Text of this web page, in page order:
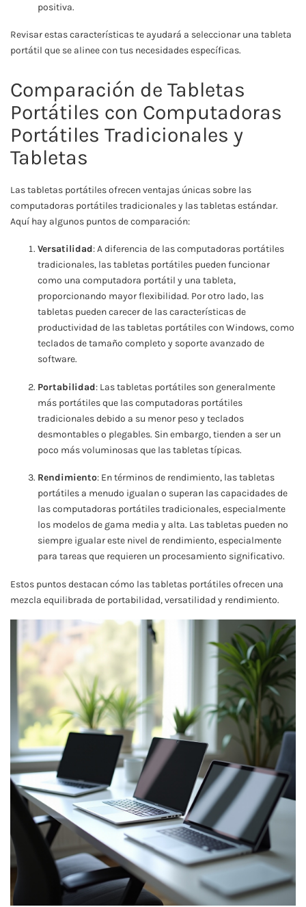
positiva.
Revisar estas características te ayudará a seleccionar una tableta
portátil que se alinee con tus necesidades específicas.
Comparación de Tabletas
Portátiles con Computadoras
Portátiles Tradicionales y
Tabletas
Las tabletas portátiles ofrecen ventajas únicas sobre las
computadoras portátiles tradicionales y las tabletas estándar.
Aquí hay algunos puntos de comparación:
Versatilidad: A diferencia de las computadoras portátiles
tradicionales, las tabletas portátiles pueden funcionar
como una computadora portátil y una tableta,
proporcionando mayor flexibilidad. Por otro lado, las
tabletas pueden carecer de las características de
productividad de las tabletas portátiles con Windows, como
teclados de tamaño completo y soporte avanzado de
software.
Portabilidad: Las tabletas portátiles son generalmente
más portátiles que las computadoras portátiles
tradicionales debido a su menor peso y teclados
desmontables o plegables. Sin embargo, tienden a ser un
poco más voluminosas que las tabletas típicas.
Rendimiento: En términos de rendimiento, las tabletas
portátiles a menudo igualan o superan las capacidades de
las computadoras portátiles tradicionales, especialmente
los modelos de gama media y alta. Las tabletas pueden no
siempre igualar este nivel de rendimiento, especialmente
para tareas que requieren un procesamiento significativo.
Estos puntos destacan cómo las tabletas portátiles ofrecen una
mezcla equilibrada de portabilidad, versatilidad y rendimiento.